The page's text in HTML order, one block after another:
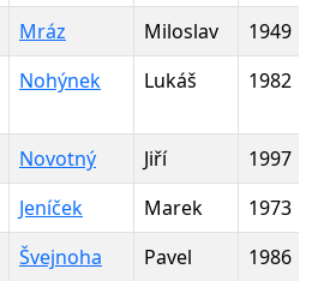
Mráz Miloslav
1949
Nohýnek Lukáš 1982
Novotný Jiří
1997
Jeníček Marek
1973
Švejnoha Pavel 1986